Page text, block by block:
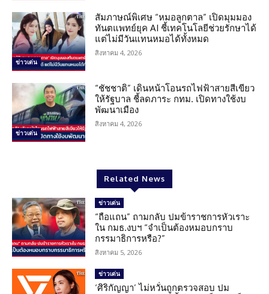
ข่าวเด่น
สัมภาษณ์พิเศษ “หมอลูกตาล” เปิดมุมมอง
ทันตแพทย์ยุค AI ชี้เทคโนโลยีช่วยรักษาได้
แต่ไม่มีวันแทนหมอได้ทั้งหมด
สิงหาคม 4, 2026
ข่าวเด่น
“ชัชชาติ” เดินหน้าโอนรถไฟฟ้าสายสีเขียว
ให้รัฐบาล ชี้ลดภาระ กทม. เปิดทางใช้งบ
พัฒนาเมือง
สิงหาคม 4, 2026
Related News
ข่าวเด่น
“ถือแถน” ถามกลับ ปมข้าราชการหัวเราะ
ใน กมธ.งบฯ “จำเป็นต้องหมอบกราบ
กรรมาธิการหรือ?”
สิงหาคม 5, 2026
ข่าวเด่น
‘ศิริกัญญา’ ไม่หวั่นถูกตรวจสอบ ปม